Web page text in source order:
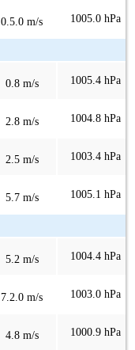
0.5.0 m/s 1005.0 hPa
0.8 m/s 1005.4 hPa
2.8 m/s 1004.8 hPa
2.5 m/s 1003.4 hPa
5.7 m/s 1005.1 hPa
5.2 m/s 1004.4 hPa
7.2.0 m/s 1003.0 hPa
4.8 m/s 1000.9 hPa